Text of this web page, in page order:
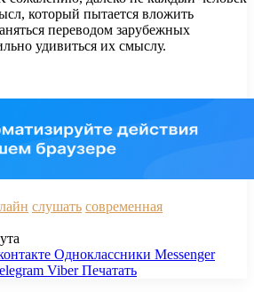
который пытается вложить
переводом зарубежных
удивиться их смыслу.
слушать современная
Одноклассники Messenger
Viber Печатать